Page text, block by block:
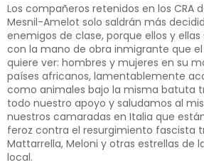
Los compañeros retenidos en los CRA
Mesnil-Amelot solo saldrán más
enemigos de clase, porque ellos y
con la mano de obra inmigrante que
quiere ver: hombres y mujeres en su
países africanos, lamentablemente
como animales bajo la misma batuta
todo nuestro apoyo y saludamos al
nuestros camaradas en Italia que
feroz contra el resurgimiento fascista
Mattarrella, Meloni y otras estrellas de
local.